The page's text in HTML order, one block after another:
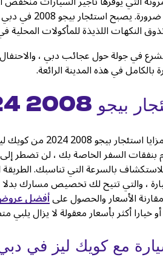
مجرد
تذوق النكهات اللذيذة للمأكولات
في هذه المدينة الرائعة.
2024 في دبي؟
تذكر أن تفكر
بنفقات السفر الخاصة بك ، لن تضطر
بالسرعة التي تناسبك. الطريقة
، والتي تتيح لك تخصيص مسارك
الأسعار والحصول علىأفضل عروض
خيارا أكثر بأسعار معقولة لا يزال يلبي
مع كويك ليز في